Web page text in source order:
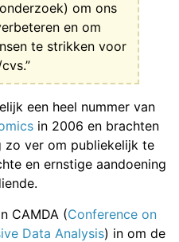
om ons
en om
te strikken voor
een heel nummer van
in 2006 en brachten
zo ver om publiekelijk te
en ernstige aandoening
CAMDA (Conference on
Data Analysis) in om de